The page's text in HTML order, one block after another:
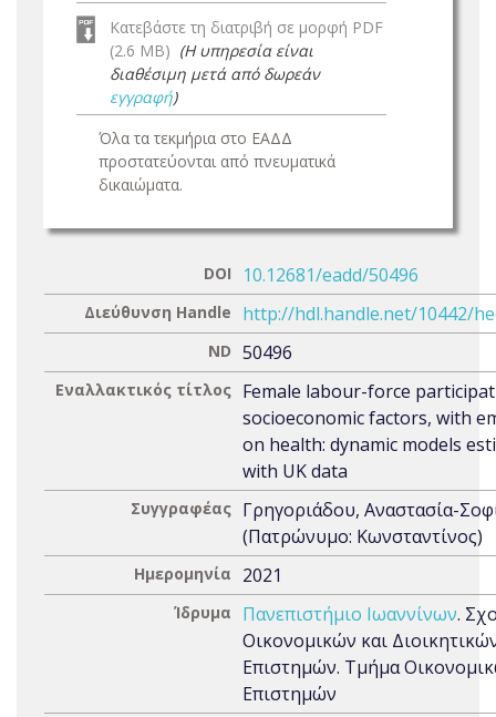
Κατεβάστε τη διατριβή σε μορφή PDF
(2.6 MB) (Η υπηρεσία είναι
διαθέσιμη μετά από δωρεάν
εγγραφή)
Όλα τα τεκμήρια στο ΕΑΔΔ
προστατεύονται από πνευματικά
δικαιώματα.
DOI 10.12681/eadd/50496
Διεύθυνση Handle http://hdl.handle.net/10442/
ND 50496
Εναλλακτικός τίτλος Female labour-force
socioeconomic factors, with
on health: dynamic models
with UK data
Συγγραφέας Γρηγοριάδου, Αναστασία-
(Πατρώνυμο: Κωνσταντίνος)
Ημερομηνία 2021
Ίδρυμα Πανεπιστήμιο Ιωαννίνων.
Οικονομικών και
Επιστημών. Τμήμα
Επιστημών